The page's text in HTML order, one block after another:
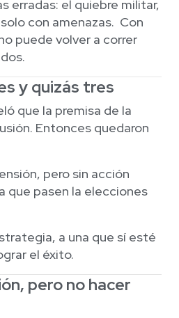
erradas: el quiebre militar,
con amenazas. Con
puede volver a correr
y quizás tres
que la premisa de la
Entonces quedaron
pero sin acción
que pasen la elecciones
a una que sí esté
el éxito.
pero no hacer